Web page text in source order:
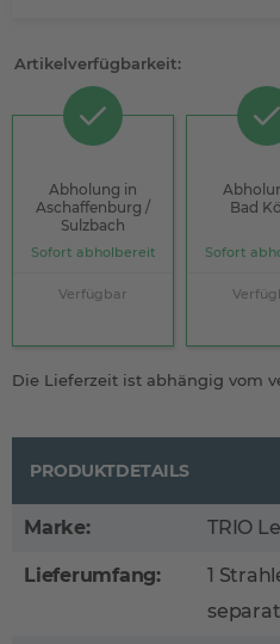
Artikelverfügbarkeit:
Abholung in
Aschaffenburg /
Sulzbach
Sofort abholbereit
Verfügbar
Bad
Sofort
Die Lieferzeit ist abhängig vom
PRODUKTDETAILS
Marke: TRIO
Lieferumfang:
1